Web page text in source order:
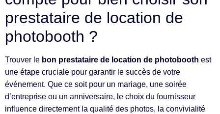
prestataire de location de
photobooth ?
Trouver le bon prestataire de location de photobooth est
une étape cruciale pour garantir le succès de votre
événement. Que ce soit pour un mariage, une soirée
d’entreprise ou un anniversaire, le choix du fournisseur
influence directement la qualité des photos, la convivialité